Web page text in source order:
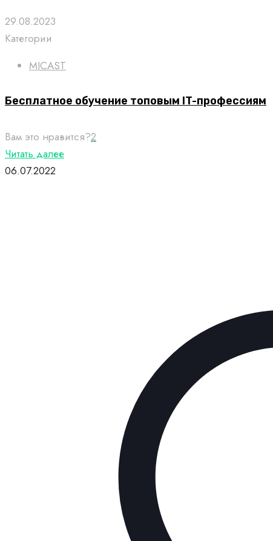
29.08.2023
Категории
MICAST
Бесплатное обучение топовым IT-профессиям
Вам это нравится?2
Читать далее
06.07.2022